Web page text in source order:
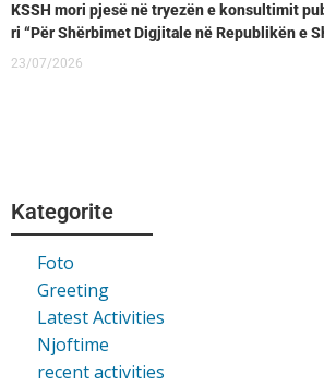
KSSH mori pjesë në tryezën e konsultimit
ri “Për Shërbimet Digjitale në Republikën e
23/07/2026
Kategorite
Foto
Greeting
Latest Activities
Njoftime
recent activities